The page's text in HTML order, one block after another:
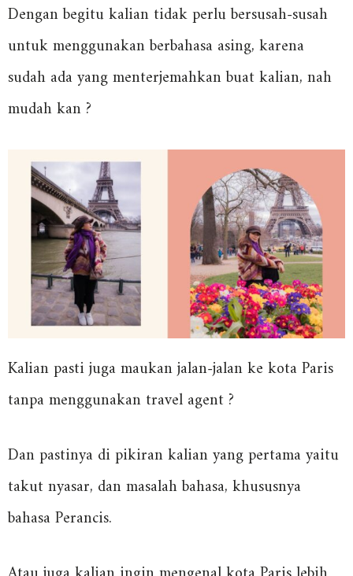
Dengan begitu kalian tidak perlu bersusah-susah
untuk menggunakan berbahasa asing, karena
sudah ada yang menterjemahkan buat kalian, nah
mudah kan ?
Kalian pasti juga maukan jalan-jalan ke kota Paris
tanpa menggunakan travel agent ?
Dan pastinya di pikiran kalian yang pertama yaitu
takut nyasar, dan masalah bahasa, khususnya
bahasa Perancis.